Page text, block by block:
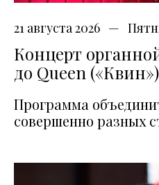
21 августа 2026
Концерт
до Queen («Квин»)
Программа
совершенно разных